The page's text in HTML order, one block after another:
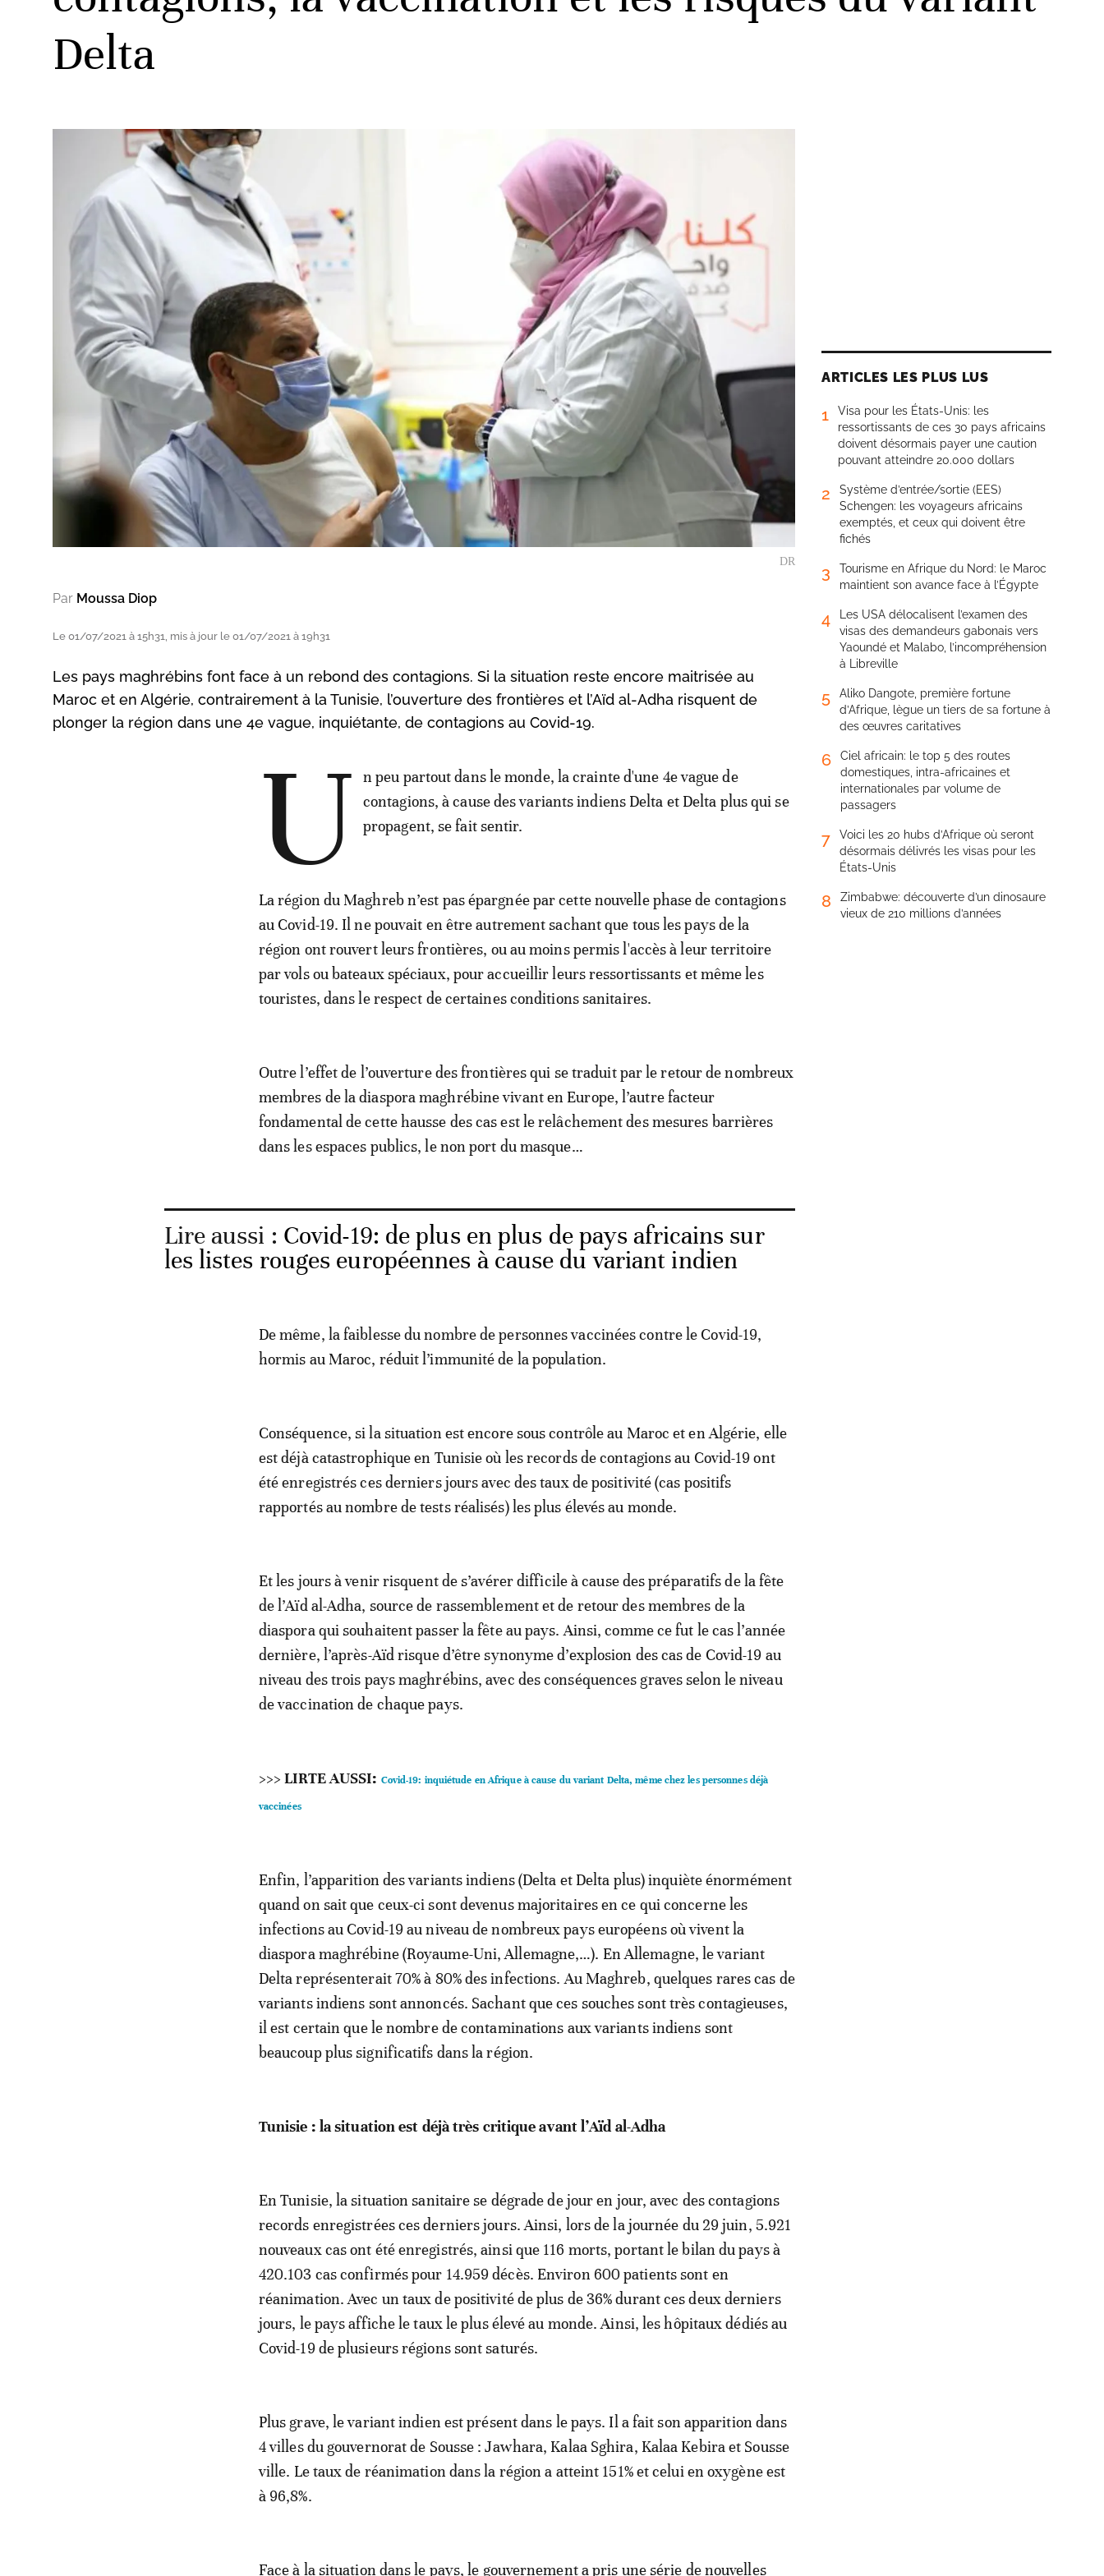
Delta
DR
Par Moussa Diop
Le 01/07/2021 à 15h31, mis à jour le 01/07/2021 à 19h31
Les pays maghrébins font face à un rebond des contagions. Si la situation reste encore maitrisée au
Maroc et en Algérie, contrairement à la Tunisie, l’ouverture des frontières et l’Aïd al-Adha risquent de
plonger la région dans une 4e vague, inquiétante, de contagions au Covid-19.
U
n peu partout dans le monde, la crainte d'une 4e vague de
contagions, à cause des variants indiens Delta et Delta plus qui se
propagent, se fait sentir.
La région du Maghreb n’est pas épargnée par cette nouvelle phase de contagions
au Covid-19. Il ne pouvait en être autrement sachant que tous les pays de la
région ont rouvert leurs frontières, ou au moins permis l'accès à leur territoire
par vols ou bateaux spéciaux, pour accueillir leurs ressortissants et même les
touristes, dans le respect de certaines conditions sanitaires.
Outre l’effet de l’ouverture des frontières qui se traduit par le retour de nombreux
membres de la diaspora maghrébine vivant en Europe, l’autre facteur
fondamental de cette hausse des cas est le relâchement des mesures barrières
dans les espaces publics, le non port du masque…
Lire aussi : Covid-19: de plus en plus de pays africains sur
les listes rouges européennes à cause du variant indien
De même, la faiblesse du nombre de personnes vaccinées contre le Covid-19,
hormis au Maroc, réduit l’immunité de la population.
Conséquence, si la situation est encore sous contrôle au Maroc et en Algérie, elle
est déjà catastrophique en Tunisie où les records de contagions au Covid-19 ont
été enregistrés ces derniers jours avec des taux de positivité (cas positifs
rapportés au nombre de tests réalisés) les plus élevés au monde.
Et les jours à venir risquent de s’avérer difficile à cause des préparatifs de la fête
de l’Aïd al-Adha, source de rassemblement et de retour des membres de la
diaspora qui souhaitent passer la fête au pays. Ainsi, comme ce fut le cas l’année
dernière, l’après-Aïd risque d’être synonyme d’explosion des cas de Covid-19 au
niveau des trois pays maghrébins, avec des conséquences graves selon le niveau
de vaccination de chaque pays.
>>> LIRTE AUSSI: Covid-19: inquiétude en Afrique à cause du variant Delta, même chez les personnes déjà
vaccinées
Enfin, l’apparition des variants indiens (Delta et Delta plus) inquiète énormément
quand on sait que ceux-ci sont devenus majoritaires en ce qui concerne les
infections au Covid-19 au niveau de nombreux pays européens où vivent la
diaspora maghrébine (Royaume-Uni, Allemagne,…). En Allemagne, le variant
Delta représenterait 70% à 80% des infections. Au Maghreb, quelques rares cas de
variants indiens sont annoncés. Sachant que ces souches sont très contagieuses,
il est certain que le nombre de contaminations aux variants indiens sont
beaucoup plus significatifs dans la région.
Tunisie : la situation est déjà très critique avant l’Aïd al-Adha
En Tunisie, la situation sanitaire se dégrade de jour en jour, avec des contagions
records enregistrées ces derniers jours. Ainsi, lors de la journée du 29 juin, 5.921
nouveaux cas ont été enregistrés, ainsi que 116 morts, portant le bilan du pays à
420.103 cas confirmés pour 14.959 décès. Environ 600 patients sont en
réanimation. Avec un taux de positivité de plus de 36% durant ces deux derniers
jours, le pays affiche le taux le plus élevé au monde. Ainsi, les hôpitaux dédiés au
Covid-19 de plusieurs régions sont saturés.
Plus grave, le variant indien est présent dans le pays. Il a fait son apparition dans
4 villes du gouvernorat de Sousse : Jawhara, Kalaa Sghira, Kalaa Kebira et Sousse
ville. Le taux de réanimation dans la région a atteint 151% et celui en oxygène est
à 96,8%.
Face à la situation dans le pays, le gouvernement a pris une série de nouvelles
ARTICLES LES PLUS LUS
1
Visa pour les États-Unis: les
ressortissants de ces 30 pays africains
doivent désormais payer une caution
pouvant atteindre 20.000 dollars
2
Système d’entrée/sortie (EES)
Schengen: les voyageurs africains
exemptés, et ceux qui doivent être
fichés
3
Tourisme en Afrique du Nord: le Maroc
maintient son avance face à l’Égypte
4
Les USA délocalisent l’examen des
visas des demandeurs gabonais vers
Yaoundé et Malabo, l’incompréhension
à Libreville
5
Aliko Dangote, première fortune
d’Afrique, lègue un tiers de sa fortune à
des œuvres caritatives
6
Ciel africain: le top 5 des routes
domestiques, intra-africaines et
internationales par volume de
passagers
7
Voici les 20 hubs d’Afrique où seront
désormais délivrés les visas pour les
États-Unis
8
Zimbabwe: découverte d’un dinosaure
vieux de 210 millions d’années